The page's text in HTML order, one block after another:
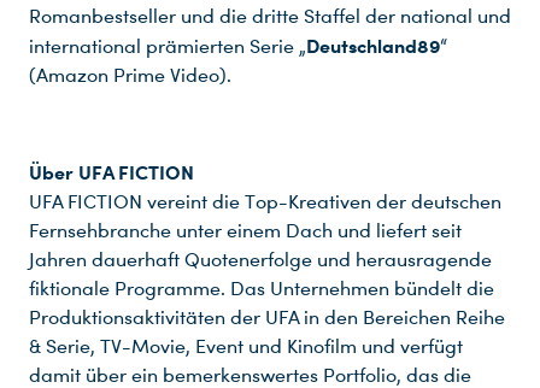
Romanbestseller und die dritte Staffel der national und
international prämierten Serie „Deutschland89“
(Amazon Prime Video).
Über UFA FICTION
UFA FICTION vereint die Top-Kreativen der deutschen
Fernsehbranche unter einem Dach und liefert seit
Jahren dauerhaft Quotenerfolge und herausragende
fiktionale Programme. Das Unternehmen bündelt die
Produktionsaktivitäten der UFA in den Bereichen Reihe
& Serie, TV-Movie, Event und Kinofilm und verfügt
damit über ein bemerkenswertes Portfolio, das die